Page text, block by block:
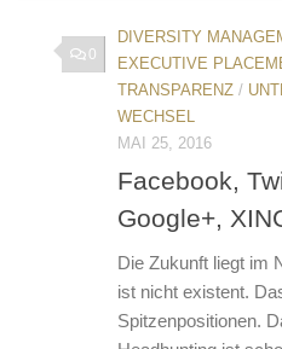
0
DIVERSITY
EXECUTIVE
TRANSPARENZ /
WECHSEL
MAI 25, 2016
Facebook,
Google+,
Die Zukunft liegt im
ist nicht existent.
Spitzenpositionen.